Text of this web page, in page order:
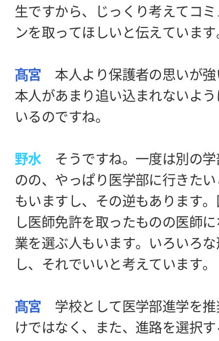
生ですから、じっくり考えてコ
ンを取ってほしいと伝えています
髙宮 本人より保護者の思いが強
本人があまり追い込まれないよ
いるのですね。
野水 そうですね。一度は別の学
のの、やっぱり医学部に行きた
もいますし、その逆もあります
し医師免許を取ったものの医師
業を選ぶ人もいます。いろいろ
し、それでいいと考えています。
髙宮 学校として医学部進学を推
けではなく、また、進路を選択